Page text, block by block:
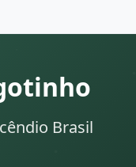
Brasil